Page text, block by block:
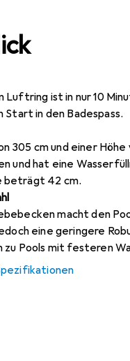
Luftring ist in nur 10
Start in den Badespass.
305 cm und einer
und hat eine
beträgt 42 cm.
macht den
eine geringere
zu Pools mit festeren